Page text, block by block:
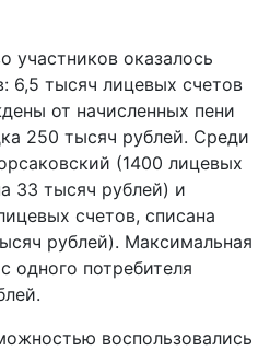
участников оказалось
6,5 тысяч лицевых счетов
от начисленных пени
250 тысяч рублей. Среди
(1400 лицевых
33 тысяч рублей) и
счетов, списана
рублей). Максимальная
одного потребителя
воспользовались